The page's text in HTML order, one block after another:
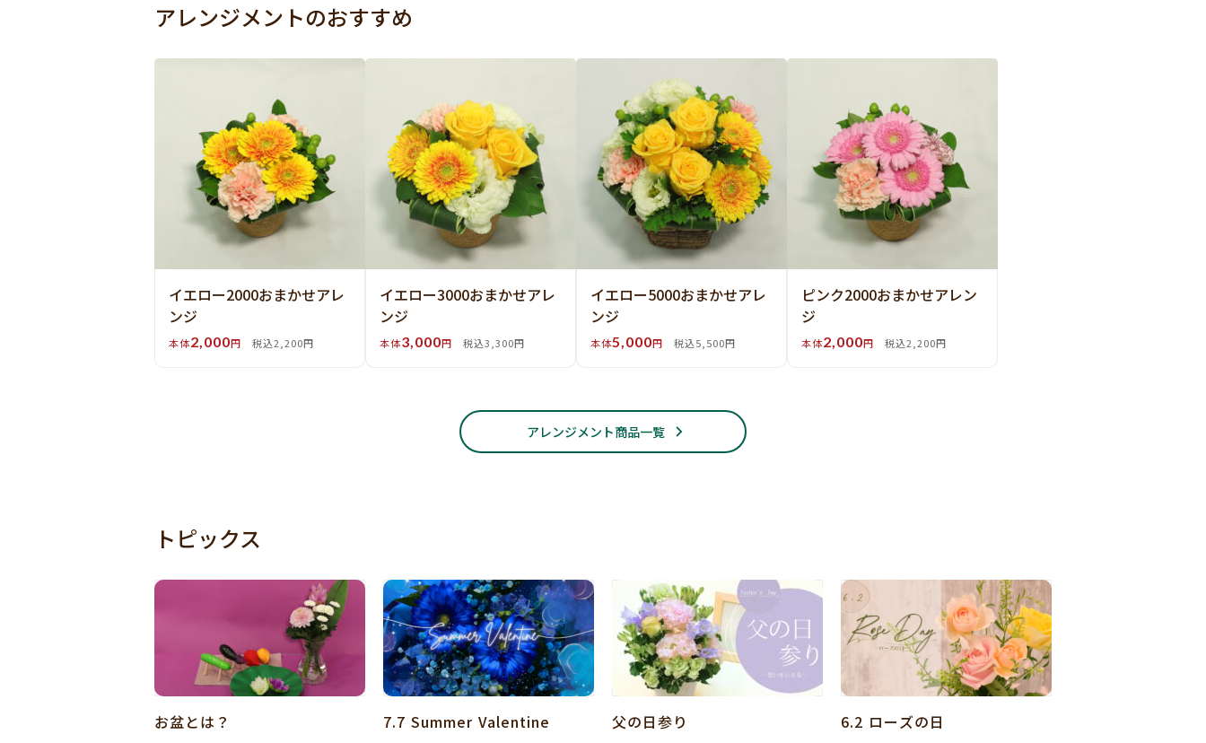
アレンジメントのおすすめ
イエロー2000おまかせアレ
ンジ
本体2,000円 税込2,200円
イエロー3000おまかせアレ
ンジ
本体3,000円 税込3,300円
イエロー5000おまかせアレ
ンジ
本体5,000円 税込5,500円
ピンク2000おまかせアレン
ジ
本体2,000円 税込2,200円
アレンジメント商品一覧
トピックス
お盆とは？ 7.7 Summer Valentine 父の日参り 6.2 ローズの日